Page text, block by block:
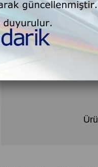
₺685,38
KDV Dahil ₺822,45